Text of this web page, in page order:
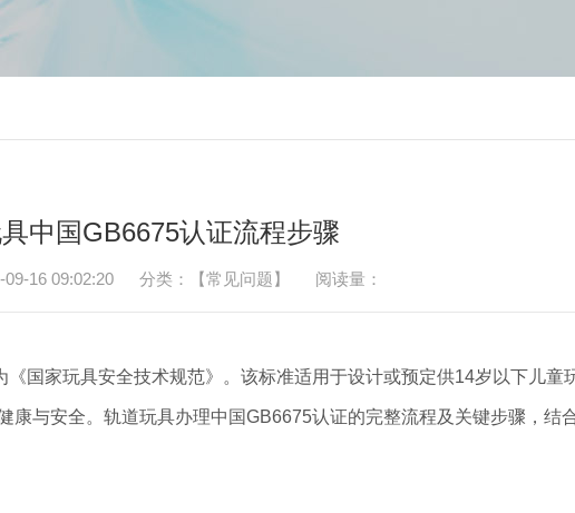
中国GB6675认证流程步骤
16 09:02:20 分类：【常见问题】 阅读量：
国家玩具安全技术规范》。该标准适用于设计或预定供14岁以下儿童
与安全。轨道玩具办理中国GB6675认证的完整流程及关键步骤，结